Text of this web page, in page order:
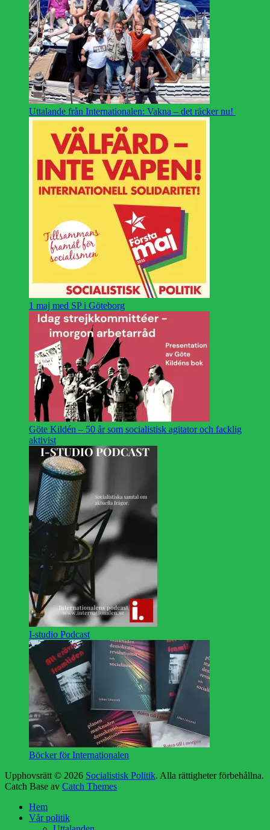
Uttalande från Internationalen: Vakna – det räcker nu!
1 maj med SP i Göteborg
Göte Kildén – 50 år som socialistisk agitator och facklig
aktivist
I-studio Podcast
Böcker för Internationalen
Upphovsrätt © 2026 Socialistisk Politik. Alla rättigheter förbehållna.
Catch Base av Catch Themes
Hem
Vår politik